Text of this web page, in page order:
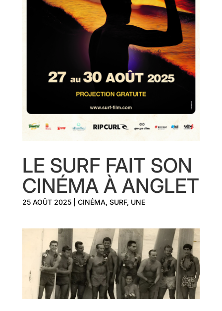
LE SURF FAIT SON
CINÉMA À ANGLET
25 AOÛT 2025| CINÉMA, SURF, UNE